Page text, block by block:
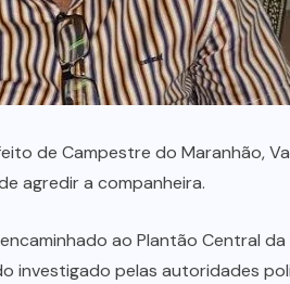
de Campestre do Maranhão,
agredir a companheira.
ao Plantão Central
investigado pelas autoridades